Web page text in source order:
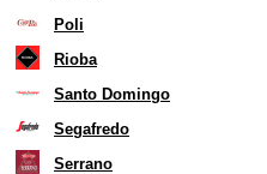
Poli
Rioba
Santo Domingo
Segafredo
Serrano